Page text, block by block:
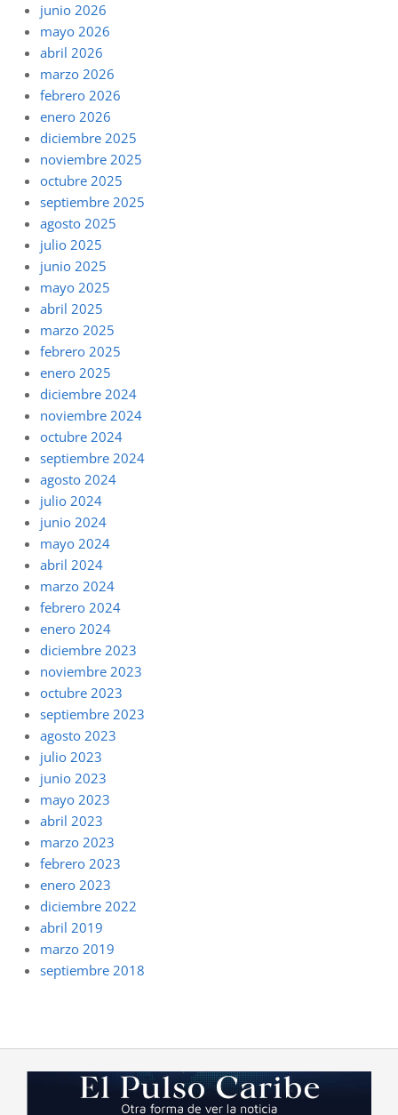
junio 2026
mayo 2026
abril 2026
marzo 2026
febrero 2026
enero 2026
diciembre 2025
noviembre 2025
octubre 2025
septiembre 2025
agosto 2025
julio 2025
junio 2025
mayo 2025
abril 2025
marzo 2025
febrero 2025
enero 2025
diciembre 2024
noviembre 2024
octubre 2024
septiembre 2024
agosto 2024
julio 2024
junio 2024
mayo 2024
abril 2024
marzo 2024
febrero 2024
enero 2024
diciembre 2023
noviembre 2023
octubre 2023
septiembre 2023
agosto 2023
julio 2023
junio 2023
mayo 2023
abril 2023
marzo 2023
febrero 2023
enero 2023
diciembre 2022
abril 2019
marzo 2019
septiembre 2018